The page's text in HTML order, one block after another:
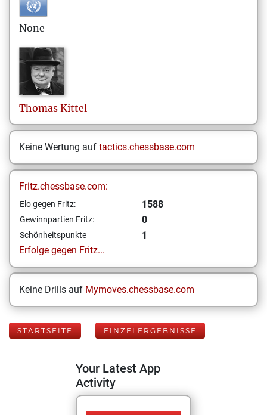
None
Thomas Kittel
Keine Wertung auf tactics.chessbase.com
Fritz.chessbase.com:
Elo gegen Fritz: 1588
Gewinnpartien Fritz: 0
Schönheitspunkte
1
Erfolge gegen Fritz...
Keine Drills auf Mymoves.chessbase.com
STARTSEITE EINZELERGEBNISSE
Your Latest App
Activity